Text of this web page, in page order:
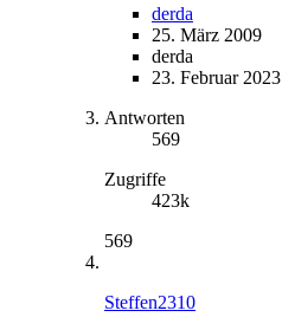
derda
25. März 2009
derda
23. Februar 2023
Antworten
569
Zugriffe
423k
569
Steffen2310